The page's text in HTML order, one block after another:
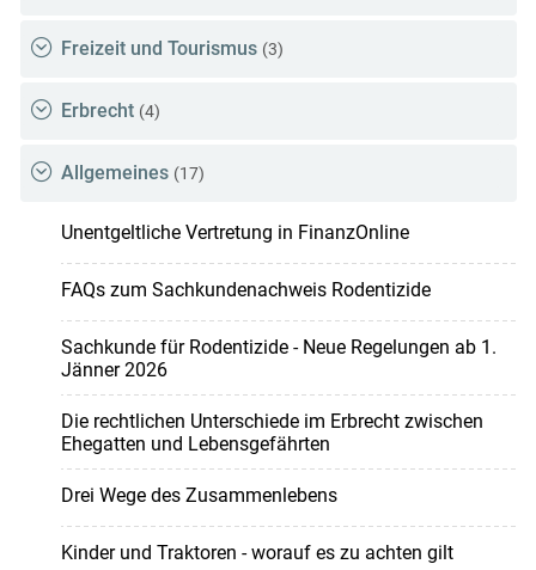
Freizeit und Tourismus (3)
Erbrecht (4)
Allgemeines (17)
Unentgeltliche Vertretung in FinanzOnline
FAQs zum Sachkundenachweis Rodentizide
Sachkunde für Rodentizide - Neue Regelungen ab 1.
Jänner 2026
Die rechtlichen Unterschiede im Erbrecht zwischen
Ehegatten und Lebensgefährten
Drei Wege des Zusammenlebens
Kinder und Traktoren - worauf es zu achten gilt